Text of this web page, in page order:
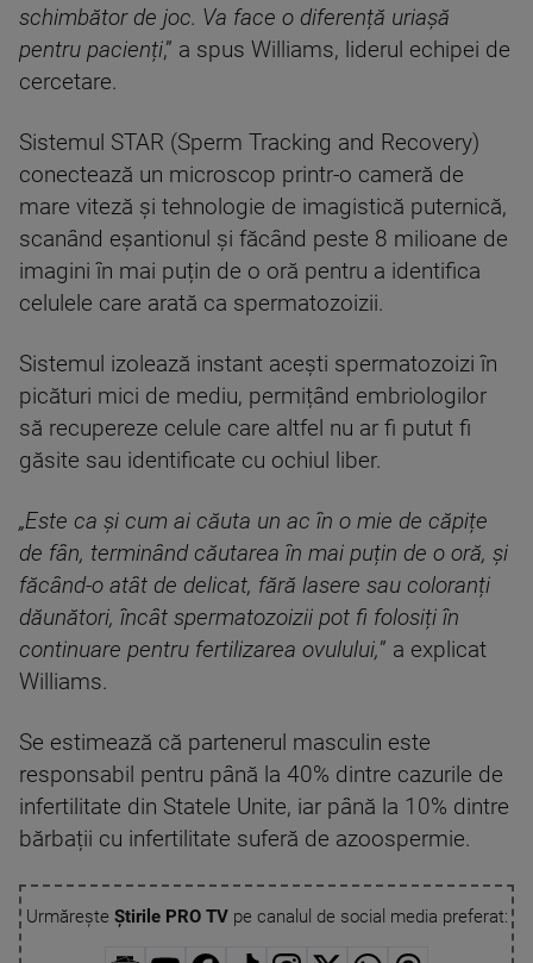
schimbător de joc. Va face o diferență uriașă
pentru pacienți,” a spus Williams, liderul echipei de
cercetare.
Sistemul STAR (Sperm Tracking and Recovery)
conectează un microscop printr-o cameră de
mare viteză și tehnologie de imagistică puternică,
scanând eșantionul și făcând peste 8 milioane de
imagini în mai puțin de o oră pentru a identifica
celulele care arată ca spermatozoizii.
Sistemul izolează instant acești spermatozoizi în
picături mici de mediu, permițând embriologilor
să recupereze celule care altfel nu ar fi putut fi
găsite sau identificate cu ochiul liber.
„Este ca și cum ai căuta un ac în o mie de căpițe
de fân, terminând căutarea în mai puțin de o oră, și
făcând-o atât de delicat, fără lasere sau coloranți
dăunători, încât spermatozoizii pot fi folosiți în
continuare pentru fertilizarea ovulului,” a explicat
Williams.
Se estimează că partenerul masculin este
responsabil pentru până la 40% dintre cazurile de
infertilitate din Statele Unite, iar până la 10% dintre
bărbații cu infertilitate suferă de azoospermie.
Urmărește Știrile PRO TVpe canalul de social media preferat: